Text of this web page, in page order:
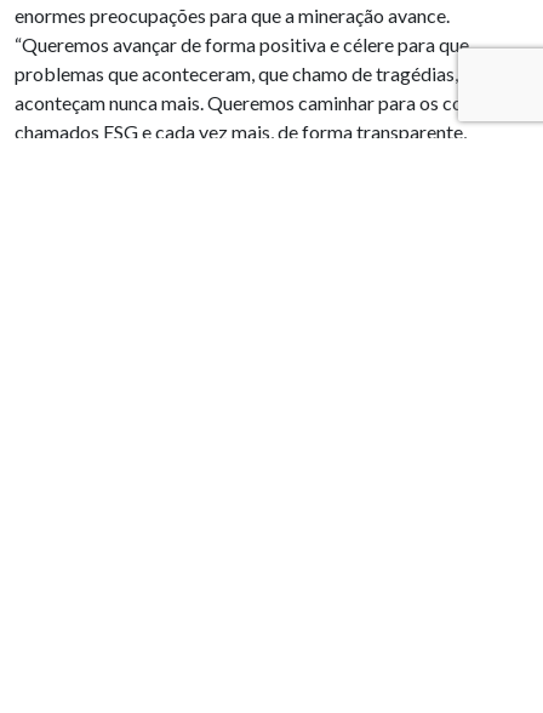
enormes preocupações para que a mineração avance.
“Queremos avançar de forma positiva e célere para que
problemas que aconteceram, que chamo de tragédias, não
aconteçam nunca mais. Queremos caminhar para os conceitos
chamados ESG e cada vez mais, de forma transparente,